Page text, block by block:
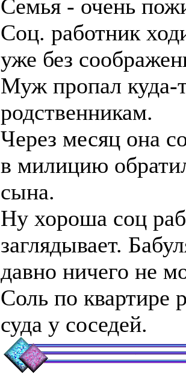
Семья - очень
Соц. работник
уже без
Муж пропал куда-
родственникам.
Через месяц она
в милицию
сына.
Ну хороша соц
заглядывает.
давно ничего не
Соль по квартире
суда у соседей.